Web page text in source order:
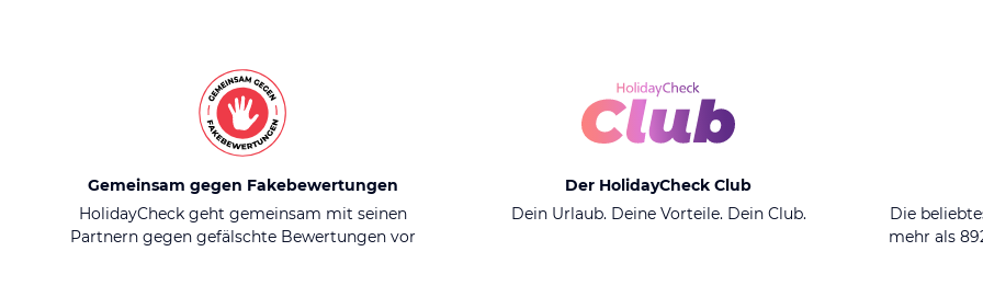
Gemeinsam gegen Fakebewertungen
HolidayCheck geht gemeinsam mit seinen
Partnern gegen gefälschte Bewertungen vor
Der HolidayCheck Club
Dein Urlaub. Deine Vorteile. Dein Club.
Die
mehr als